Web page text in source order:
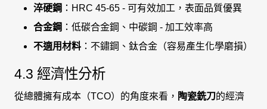
淬硬鋼 ：HRC 45-65 - 可有效加工，表面品質優異
合金鋼 ：低碳合金鋼、中碳鋼 - 加工效率高
不適用材料 ：不鏽鋼、鈦合金（容易產生化學磨損）
4.3 經濟性分析
從總體擁有成本（TCO）的角度來看， 陶瓷銑刀的經濟